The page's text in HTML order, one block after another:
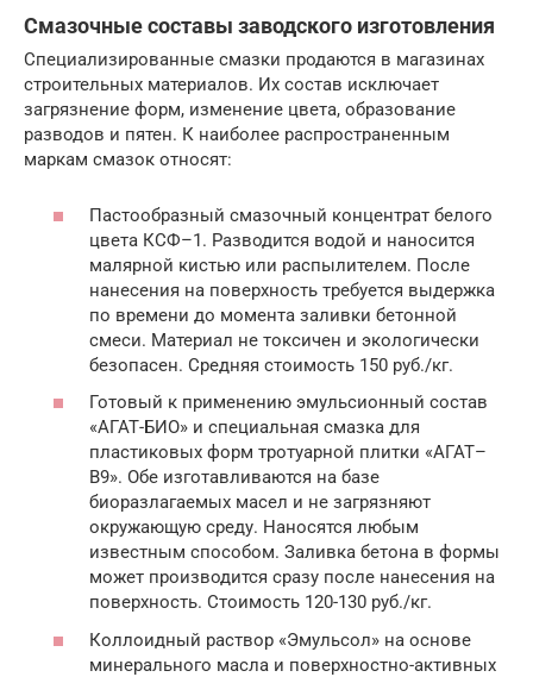
Смазочные составы заводского изготовления
Специализированные смазки продаются в магазинах
строительных материалов. Их состав исключает
загрязнение форм, изменение цвета, образование
разводов и пятен. К наиболее распространенным
маркам смазок относят:
Пастообразный смазочный концентрат белого
цвета КСФ–1. Разводится водой и наносится
малярной кистью или распылителем. После
нанесения на поверхность требуется выдержка
по времени до момента заливки бетонной
смеси. Материал не токсичен и экологически
безопасен. Средняя стоимость 150 руб./кг.
Готовый к применению эмульсионный состав
«АГАТ-БИО» и специальная смазка для
пластиковых форм тротуарной плитки «АГАТ–
В9». Обе изготавливаются на базе
биоразлагаемых масел и не загрязняют
окружающую среду. Наносятся любым
известным способом. Заливка бетона в формы
может производится сразу после нанесения на
поверхность. Стоимость 120-130 руб./кг.
Коллоидный раствор «Эмульсол» на основе
минерального масла и поверхностно-активных